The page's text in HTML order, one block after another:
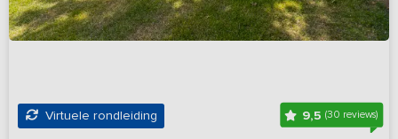
Virtuele rondleiding 9,5 (30 reviews)